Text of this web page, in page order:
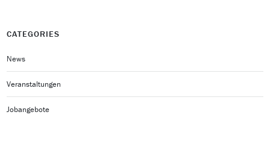
CATEGORIES
News
Veranstaltungen
Jobangebote